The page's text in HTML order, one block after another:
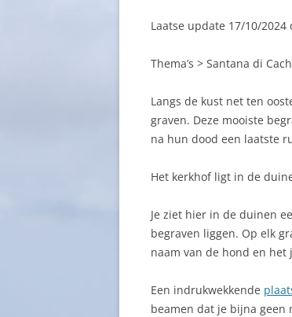
Laatse update 17/10/2024
Thema’s > Santana di
Langs de kust net ten
graven. Deze mooiste
na hun dood een laatste
Het kerkhof ligt in de
Je ziet hier in de duinen
begraven liggen. Op elk
naam van de hond en
Een indrukwekkende
beamen dat je bijna geen